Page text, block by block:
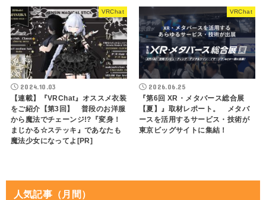
VRChat
2024.10.03
【連載】『VRChat』オススメ衣装
をご紹介【第3回】 普段のお洋服
から魔法でチェーンジ!?『変身！
まじかる☆ステッキ』であなたも
魔法少女になってよ[PR]
VRChat
2026.06.25
『第6回 XR・メタバース総合展
【夏】』取材レポート。 メタバ
ースを活用するサービス・技術が
東京ビッグサイトに集結！
人気記事（月間）